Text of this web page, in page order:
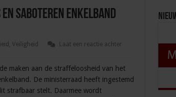
saboteren enkelband
, Veiligheid
Laat een reactie achter
maken aan de straffeloosheid van het
De ministerraad heeft ingestemd
strafbaar stelt. Daarmee wordt